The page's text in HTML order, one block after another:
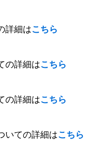
詳細はこちら
の詳細はこちら
の詳細はこちら
いての詳細はこちら